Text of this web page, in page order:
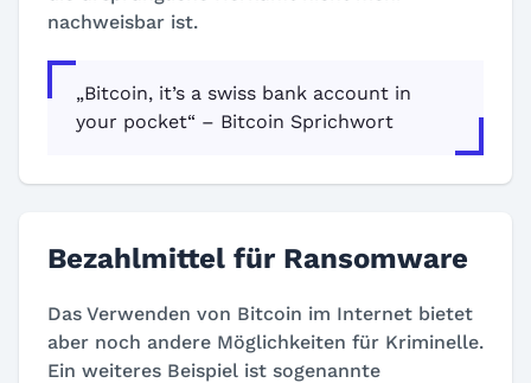
nachweisbar ist.
„Bitcoin, it’s a swiss bank account in
your pocket“ – Bitcoin Sprichwort
Bezahlmittel für Ransomware
Das Verwenden von Bitcoin im Internet bietet
aber noch andere Möglichkeiten für Kriminelle.
Ein weiteres Beispiel ist sogenannte